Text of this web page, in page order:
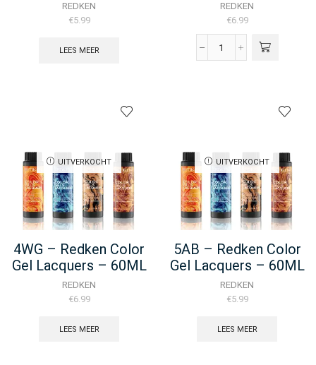
REDKEN
€5.99
LEES MEER
REDKEN
€6.99
4WG
aantal
UITVERKOCHT
4WG – Redken Color
Gel Lacquers – 60ML
REDKEN
€6.99
LEES MEER
UITVERKOCHT
5AB – Redken Color
Gel Lacquers – 60ML
REDKEN
€5.99
LEES MEER